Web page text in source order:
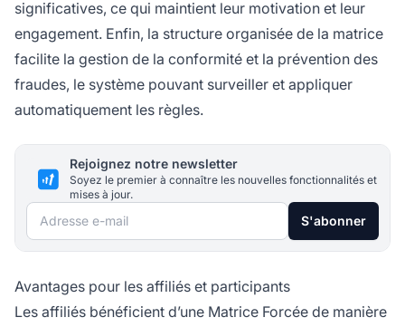
significatives, ce qui maintient leur motivation et leur
engagement. Enfin, la structure organisée de la matrice
facilite la gestion de la conformité et la prévention des
fraudes, le système pouvant surveiller et appliquer
automatiquement les règles.
Rejoignez notre newsletter
Soyez le premier à connaître les nouvelles fonctionnalités et
mises à jour.
Adresse e-mail S'abonner
Avantages pour les affiliés et participants
Les affiliés bénéficient d’une Matrice Forcée de manière